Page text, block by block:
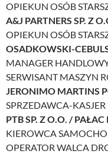
OPIEKUN OSÓB
A&J PARTNERS SP. Z
OPIEKUN OSÓB
OSADKOWSKI-
MANAGER
SERWISANT MASZYN
JERONIMO MARTINS
SPRZEDAWCA-KASJER
PTB SP. Z O.O. / PAŁAC
KIEROWCA
OPERATOR WALCA